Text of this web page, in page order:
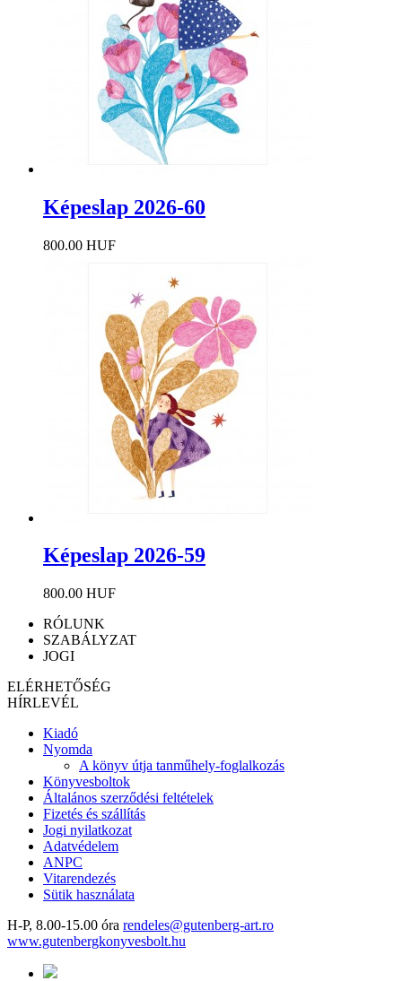
Képeslap 2026-60
800.00 HUF
Képeslap 2026-59
800.00 HUF
RÓLUNK
SZABÁLYZAT
JOGI
ELÉRHETŐSÉG
HÍRLEVÉL
Kiadó
Nyomda
A könyv útja tanműhely-foglalkozás
Könyvesboltok
Általános szerződési feltételek
Fizetés és szállítás
Jogi nyilatkozat
Adatvédelem
ANPC
Vitarendezés
Sütik használata
H-P, 8.00-15.00 óra rendeles@gutenberg-art.ro
www.gutenbergkonyvesbolt.hu